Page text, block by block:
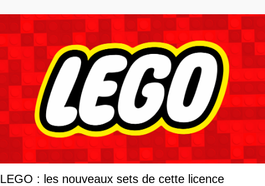
LEGO : les nouveaux sets de cette licence